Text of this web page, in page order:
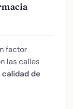
factor
las calles
de